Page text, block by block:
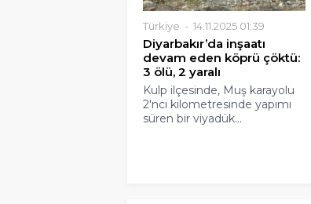
Türkiye 14.11.2025 01:39
Diyarbakır’da inşaatı
devam eden köprü çöktü:
3 ölü, 2 yaralı
Kulp ilçesinde, Muş karayolu
2'nci kilometresinde yapımı
süren bir viyadük...